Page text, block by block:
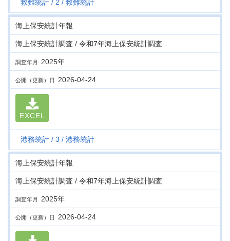
救難統計 2 救難統計
海上保安統計年報
海上保安統計調査 / 令和7年海上保安統計調査
調査年月 2025年
公開（更新）日 2026-04-24
EXCEL
港務統計 3 港務統計
海上保安統計年報
海上保安統計調査 / 令和7年海上保安統計調査
調査年月 2025年
公開（更新）日 2026-04-24